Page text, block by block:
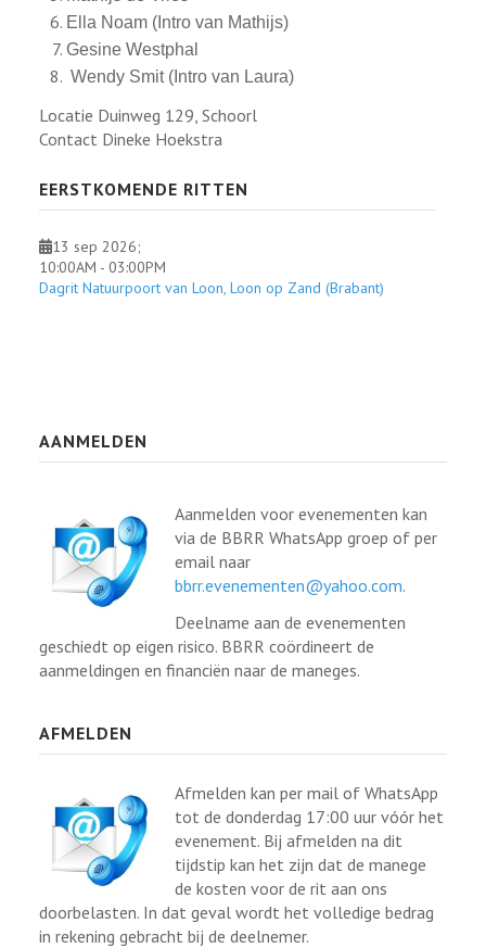
Ella Noam (Intro van Mathijs)
Gesine Westphal
Wendy Smit (Intro van Laura)
Locatie Duinweg 129, Schoorl
Contact Dineke Hoekstra
EERSTKOMENDE RITTEN
13 sep 2026;
10:00AM -03:00PM
Dagrit Natuurpoort van Loon, Loon op Zand (Brabant)
AANMELDEN
Aanmelden voor evenementen kan
via de BBRR WhatsApp groep of per
email naar
bbrr.evenementen@yahoo.com.
Deelname aan de evenementen
geschiedt op eigen risico. BBRR coördineert de
aanmeldingen en financiën naar de maneges.
AFMELDEN
Afmelden kan per mail of WhatsApp
tot de donderdag 17:00 uur vóór het
evenement. Bij afmelden na dit
tijdstip kan het zijn dat de manege
de kosten voor de rit aan ons
doorbelasten. In dat geval wordt het volledige bedrag
in rekening gebracht bij de deelnemer.